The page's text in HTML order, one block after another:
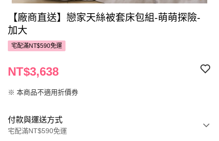
【廠商直送】戀家天絲被套床包組-萌萌探險-
加大
宅配滿NT$590免運
NT$3,638
※ 本商品不適用折價券
付款與運送方式
宅配滿NT$590免運